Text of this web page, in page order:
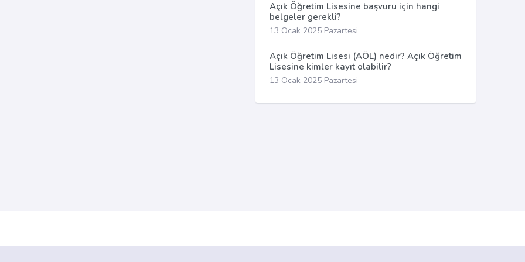
Açık Öğretim Lisesine başvuru için hangi
belgeler gerekli?
13 Ocak 2025 Pazartesi
Açık Öğretim Lisesi (AÖL) nedir? Açık Öğretim
Lisesine kimler kayıt olabilir?
13 Ocak 2025 Pazartesi